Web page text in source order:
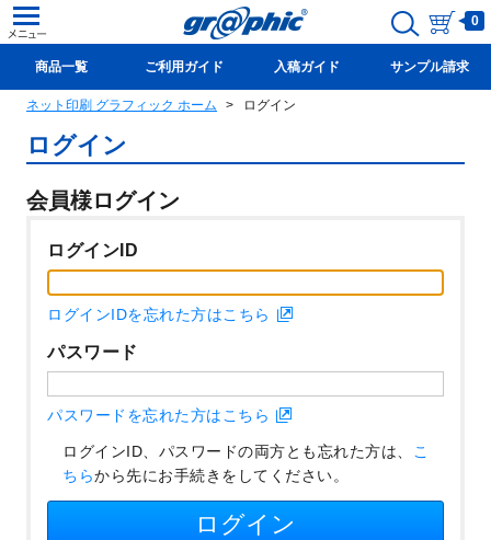
0
商品一覧 ご利用ガイド 入稿ガイド サンプル請求
新規会員登録(無料)
ネット印刷 グラフィック ホーム ログイン
ログイン
会員様ログイン
ログインID
ログインIDを忘れた方はこちら
パスワード
パスワードを忘れた方はこちら
ログインID、パスワードの両方とも忘れた方は、 こ
ちらから先にお手続きをしてください。
ログイン